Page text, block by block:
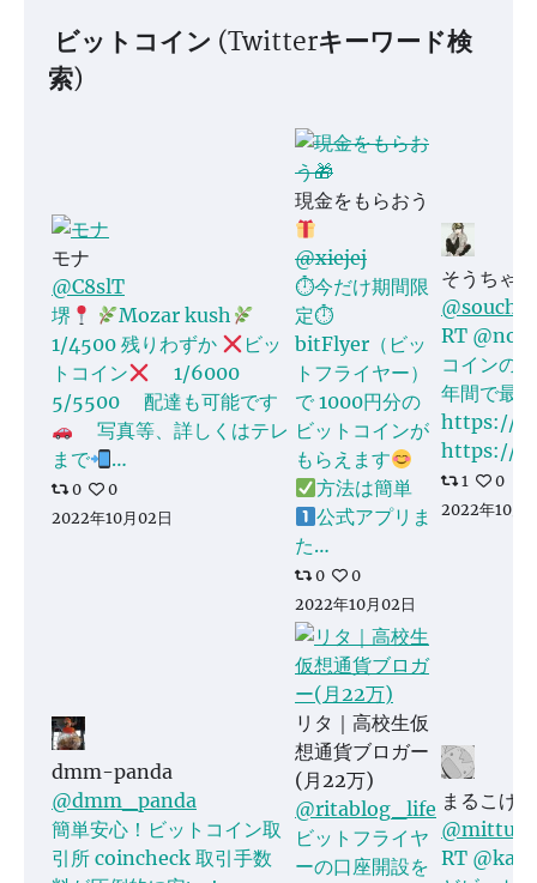
ビットコイン (Twitterキーワード検
索)
モナ
@C8slT
堺
Mozar kush
1/4500 残りわずか
ビッ
トコイン
1/6000
5/5500 配達も可能です
写真等、詳しくはテレ
まで
…
0
0
2022年10月02日
現金をもらおう
@xiejej
⏱今だけ期間限
定⏱
bitFlyer（ビッ
トフライヤー）
で 1000円分の
ビットコインが
もらえます
方法は簡単
公式アプリま
た…
0
0
2022年10月02日
そうちゃん
RT
コインの
年間で最
https://
https://
1
0
2022年10月
dmm-panda
@dmm_panda
簡単安心！ビットコイン取
引所 coincheck 取引手数
リタ｜高校生仮
想通貨ブロガー
(月22万)
@ritablog_life
ビットフライヤ
ーの口座開設を
まるこげ
RT